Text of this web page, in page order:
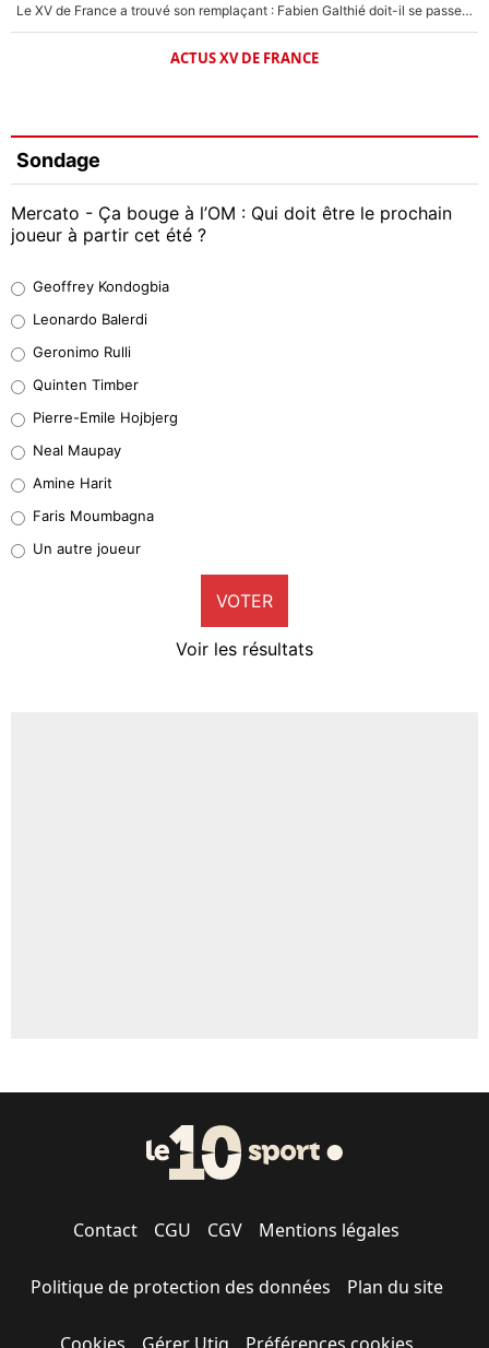
Le XV de France a trouvé son remplaçant : Fabien Galthié doit-il se passer d'Antoine Dupont ?
ACTUS XV DE FRANCE
Sondage
Mercato - Ça bouge à l’OM : Qui doit être le prochain
joueur à partir cet été ?
38%
32%
5%
1%
9%
Geoffrey Kondogbia
Leonardo Balerdi
Geronimo Rulli
Quinten Timber
Pierre-Emile Hojbjerg
Neal Maupay
Amine Harit
Faris Moumbagna
Un autre joueur
VOTER
Voir les résultats
Contact CGU CGV Mentions légales
Politique de protection des données Plan du site